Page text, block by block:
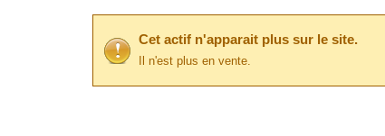
Cet actif n'apparait plus sur le site.
Il n'est plus en vente.